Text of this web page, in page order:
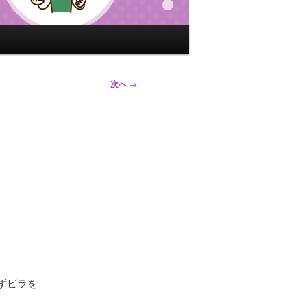
次へ→
ビラを